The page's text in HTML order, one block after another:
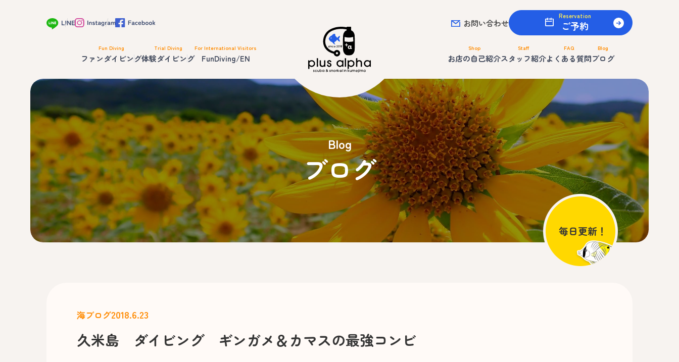
お問い合わせ
Reservation
ご予約
Fun Diving
ファンダイビング
Trial Diving
体験ダイビング
For International Visitors
FunDiving/EN
Shop
お店の自己紹介
Staff
スタッフ紹介
FAQ
よくある質問
Blog
ブログ
Blog
ブログ
海ブログ2018.6.23
久米島 ダイビング ギンガメ＆カマスの最強コンビ